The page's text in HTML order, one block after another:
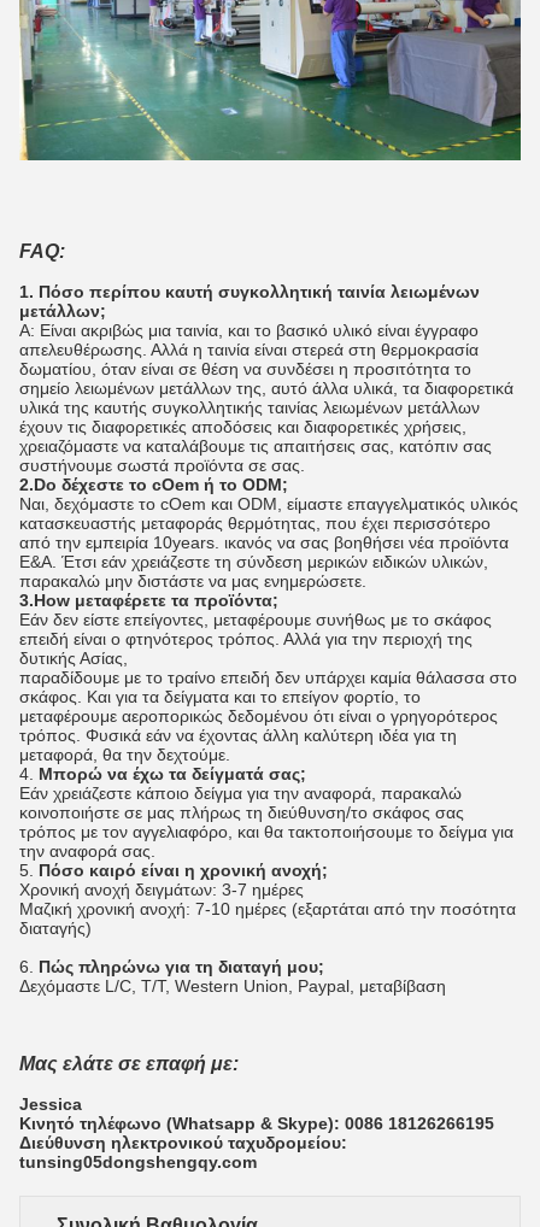
FAQ:
1. Πόσο περίπου καυτή συγκολλητική ταινία λειωμένων
μετάλλων;
Α: Είναι ακριβώς μια ταινία, και το βασικό υλικό είναι έγγραφο
απελευθέρωσης. Αλλά η ταινία είναι στερεά στη θερμοκρασία
δωματίου, όταν είναι σε θέση να συνδέσει η προσιτότητα το
σημείο λειωμένων μετάλλων της, αυτό άλλα υλικά, τα διαφορετικά
υλικά της καυτής συγκολλητικής ταινίας λειωμένων μετάλλων
έχουν τις διαφορετικές αποδόσεις και διαφορετικές χρήσεις,
χρειαζόμαστε να καταλάβουμε τις απαιτήσεις σας, κατόπιν σας
συστήνουμε σωστά προϊόντα σε σας.
2.Do δέχεστε το cOem ή το ODM;
Ναι, δεχόμαστε το cOem και ODM, είμαστε επαγγελματικός υλικός
κατασκευαστής μεταφοράς θερμότητας, που έχει περισσότερο
από την εμπειρία 10years. ικανός να σας βοηθήσει νέα προϊόντα
Ε&Α. Έτσι εάν χρειάζεστε τη σύνδεση μερικών ειδικών υλικών,
παρακαλώ μην διστάστε να μας ενημερώσετε.
3.How μεταφέρετε τα προϊόντα;
Εάν δεν είστε επείγοντες, μεταφέρουμε συνήθως με το σκάφος
επειδή είναι ο φτηνότερος τρόπος. Αλλά για την περιοχή της
δυτικής Ασίας,
παραδίδουμε με το τραίνο επειδή δεν υπάρχει καμία θάλασσα στο
σκάφος. Και για τα δείγματα και το επείγον φορτίο, το
μεταφέρουμε αεροπορικώς δεδομένου ότι είναι ο γρηγορότερος
τρόπος. Φυσικά εάν να έχοντας άλλη καλύτερη ιδέα για τη
μεταφορά, θα την δεχτούμε.
4. Μπορώ να έχω τα δείγματά σας;
Εάν χρειάζεστε κάποιο δείγμα για την αναφορά, παρακαλώ
κοινοποιήστε σε μας πλήρως τη διεύθυνση/το σκάφος σας
τρόπος με τον αγγελιαφόρο, και θα τακτοποιήσουμε το δείγμα για
την αναφορά σας.
5. Πόσο καιρό είναι η χρονική ανοχή;
Χρονική ανοχή δειγμάτων: 3-7 ημέρες
Μαζική χρονική ανοχή: 7-10 ημέρες (εξαρτάται από την ποσότητα
διαταγής)
6. Πώς πληρώνω για τη διαταγή μου;
Δεχόμαστε L/C, T/T, Western Union, Paypal, μεταβίβαση
Μας ελάτε σε επαφή με:
Jessica
Κινητό τηλέφωνο (Whatsapp & Skype): 0086 18126266195
Διεύθυνση ηλεκτρονικού ταχυδρομείου:
tunsing05dongshengqy.com